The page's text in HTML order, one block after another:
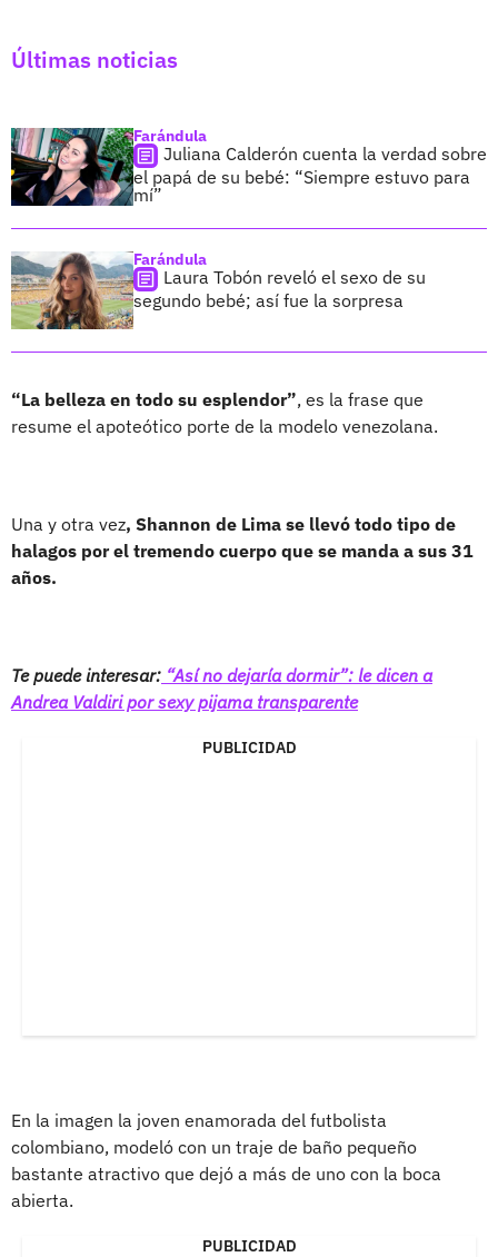
Últimas noticias
Farándula
Juliana Calderón cuenta la verdad sobre
el papá de su bebé: “Siempre estuvo para
mí”
Farándula
Laura Tobón reveló el sexo de su
segundo bebé; así fue la sorpresa
“La belleza en todo su esplendor”, es la frase que
resume el apoteótico porte de la modelo venezolana.
Una y otra vez, Shannon de Lima se llevó todo tipo de
halagos por el tremendo cuerpo que se manda a sus 31
años.
Te puede interesar: “Así no dejaría dormir”: le dicen a
Andrea Valdiri por sexy pijama transparente
PUBLICIDAD
En la imagen la joven enamorada del futbolista
colombiano, modeló con un traje de baño pequeño
bastante atractivo que dejó a más de uno con la boca
abierta.
PUBLICIDAD